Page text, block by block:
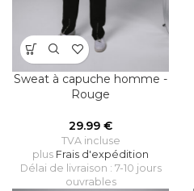
Sweat à capuche homme -
Rouge
29.99 €
TVA incluse
plus Frais d'expédition
Délai de livraison : 7-10 jours
ouvrables